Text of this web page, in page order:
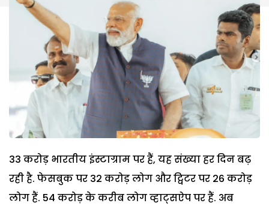
33 करोड़ भारतीय इंस्टाग्राम पर हैं, यह संख्या हर दिन बढ़
रही है. फेसबुक पर 32 करोड़ लोग और ट्विटर पर 26 करोड़
लोग हैं. 54 करोड़ के करीब लोग व्हाट्सऐप पर हैं. अब